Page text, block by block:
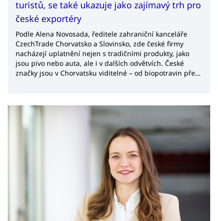
turistů, se také ukazuje jako zajímavý trh pro
české exportéry
Podle Alena Novosada, ředitele zahraniční kanceláře
CzechTrade Chorvatsko a Slovinsko, zde české firmy
nacházejí uplatnění nejen s tradičními produkty, jako
jsou pivo nebo auta, ale i v dalších odvětvích. České
značky jsou v Chorvatsku viditelné – od biopotravin přes